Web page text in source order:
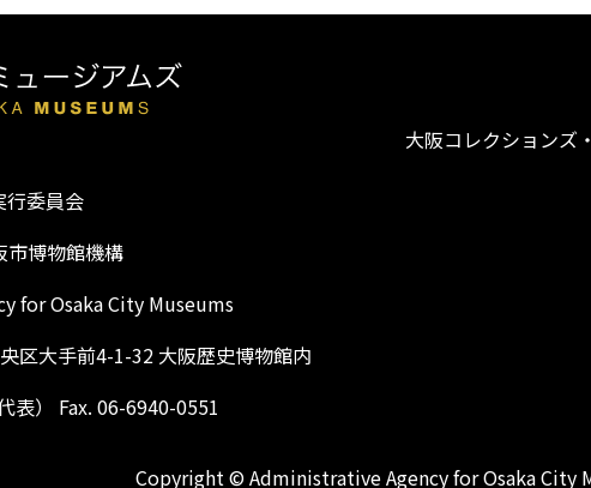
大阪コレクションズ
行委員会
市博物館機構
for Osaka City Museums
区大手前4-1-32 大阪歴史博物館内
表） Fax. 06-6940-0551
Copyright © Administrative Agency for Osaka City